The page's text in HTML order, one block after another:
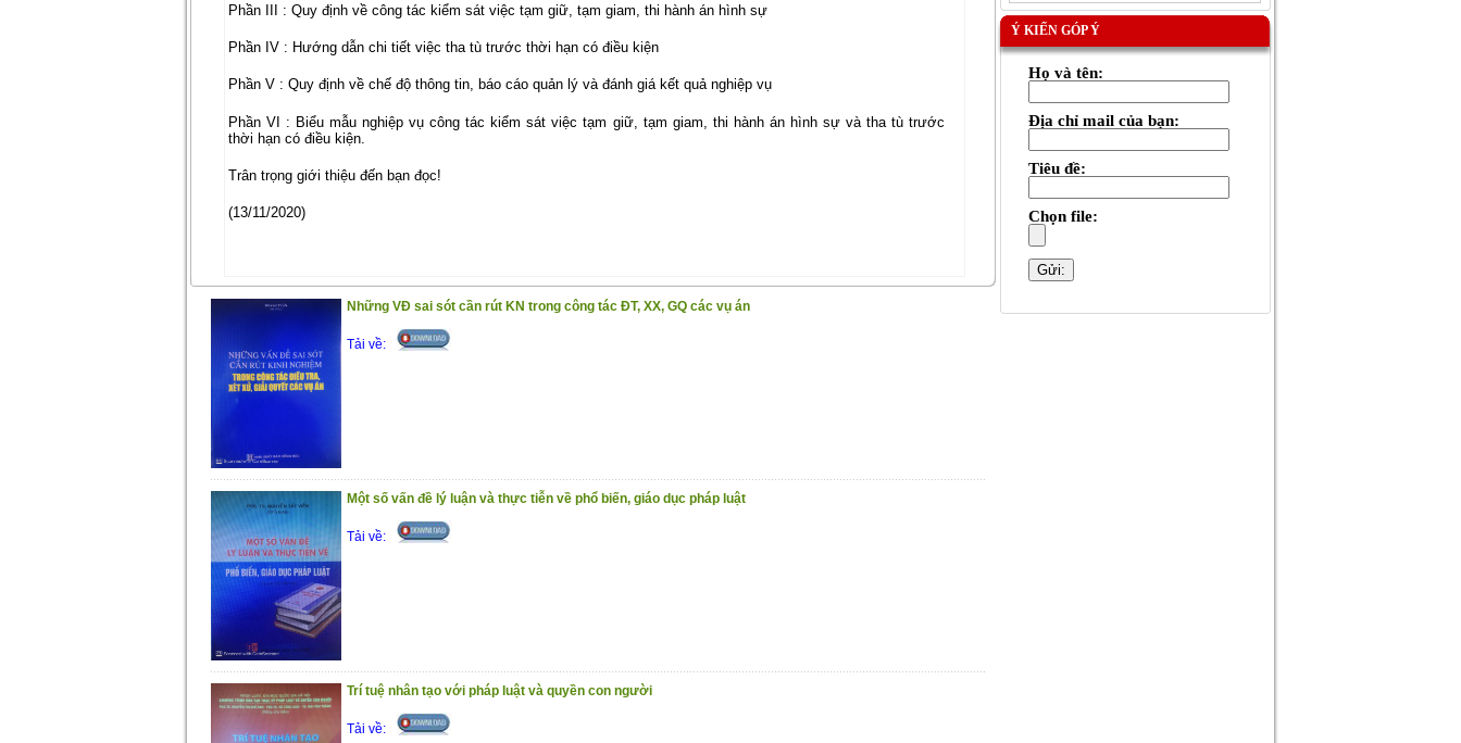
Phần III : Quy định về công tác kiểm sát việc tạm giữ, tạm giam, thi hành án hình sự
Phần IV : Hướng dẫn chi tiết việc tha tù trước thời hạn có điều kiện
Phần V : Quy định về chế độ thông tin, báo cáo quản lý và đánh giá kết quả nghiệp vụ
Phần VI : Biểu mẫu nghiệp vụ công tác kiểm sát việc tạm giữ, tạm giam, thi hành án hình sự và tha tù trước
thời hạn có điều kiện.
Trân trọng giới thiệu đến bạn đọc!
(13/11/2020)
Những VĐ sai sót cần rút KN trong công tác ĐT, XX, GQ các vụ án
Tải về:
Một số vấn đề lý luận và thực tiễn về phổ biến, giáo dục pháp luật
Tải về:
Trí tuệ nhân tạo với pháp luật và quyền con người
Tải về:
Ý KIẾN GÓP Ý
Họ và tên:
Địa chỉ mail của bạn:
Tiêu đề:
Chọn file: